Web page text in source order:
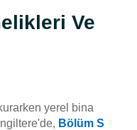
Ve
yerel bina
Bölüm S